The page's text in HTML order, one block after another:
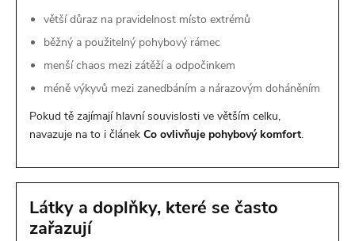
větší důraz na pravidelnost místo extrémů
běžný a použitelný pohybový rámec
menší chaos mezi zátěží a odpočinkem
méně výkyvů mezi zanedbáním a nárazovým doháněním
Pokud tě zajímají hlavní souvislosti ve větším celku,
navazuje na to i článek Co ovlivňuje pohybový komfort.
Látky a doplňky, které se často
zařazují